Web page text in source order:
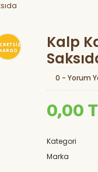
Kalp
0 - Yorum
0,00
Kategori
Marka